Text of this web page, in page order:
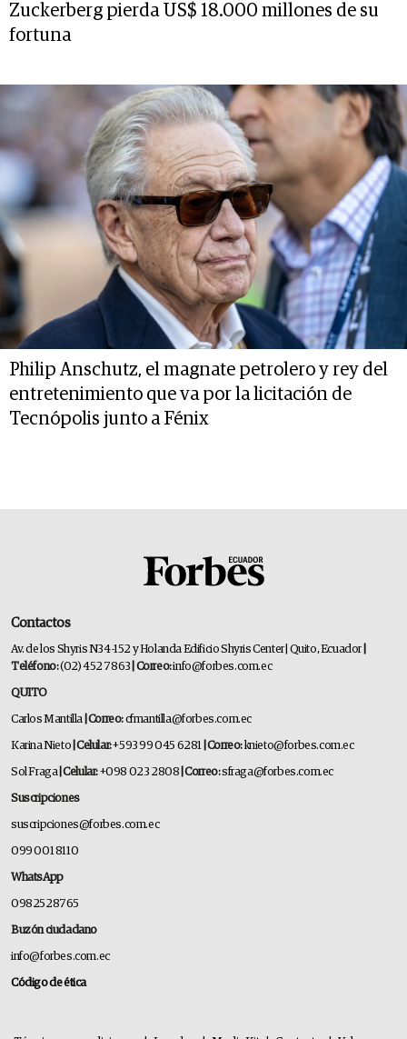
Zuckerberg pierda US$ 18.000 millones de su
fortuna
Philip Anschutz, el magnate petrolero y rey del
entretenimiento que va por la licitación de
Tecnópolis junto a Fénix
Contactos
Av. de los Shyris N34-152 y Holanda Edificio Shyris Center | Quito, Ecuador
Teléfono:(02) 452 7863 | Correo:info@forbes.com.ec
QUITO
Carlos Mantilla | Correo:cfmantilla@forbes.com.ec
Karina Nieto | Celular:+593 99 045 6281 | Correo:knieto@forbes.com.ec
Sol Fraga| Celular:+098 023 2808 | Correo:sfraga@forbes.com.ec
Suscripciones
suscripciones@forbes.com.ec
099 001 8110
WhatsApp
0982528765
Buzón ciudadano
info@forbes.com.ec
Código de ética